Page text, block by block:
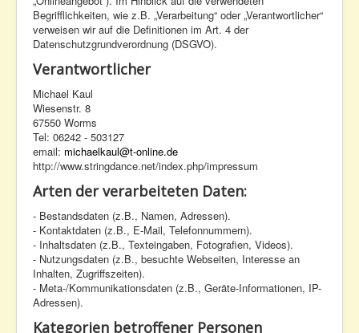
Impressum
EU-DSGVO
Begrifflichkeiten, wie z.B. „Verarbeitung“ oder „Verantwortlicher“
verweisen wir auf die Definitionen im Art. 4 der
Datenschutzgrundverordnung (DSGVO).
Verantwortlicher
Michael Kaul
Wiesenstr. 8
67550 Worms
Tel: 06242 - 503127
email: michaelkaul@t-online.de
http://www.stringdance.net/index.php/impressum
Arten der verarbeiteten Daten:
- Bestandsdaten (z.B., Namen, Adressen).
- Kontaktdaten (z.B., E-Mail, Telefonnummern).
- Inhaltsdaten (z.B., Texteingaben, Fotografien, Videos).
- Nutzungsdaten (z.B., besuchte Webseiten, Interesse an
Inhalten, Zugriffszeiten).
- Meta-/Kommunikationsdaten (z.B., Geräte-Informationen, IP-
Adressen).
Kategorien betroffener Personen